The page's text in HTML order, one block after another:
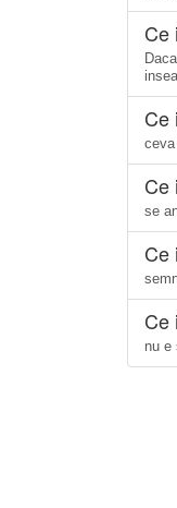
Ce
Ce
Ce
se
Ce
Ce
nu e